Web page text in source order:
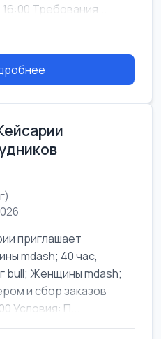
Требования...
приглашает
mdash; 40 час,
bull; Женщины mdash;
и сбор заказов
Условия: П...